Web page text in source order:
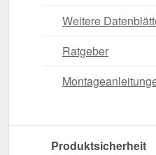
Weitere
Ratgeber
Produktsicherheit